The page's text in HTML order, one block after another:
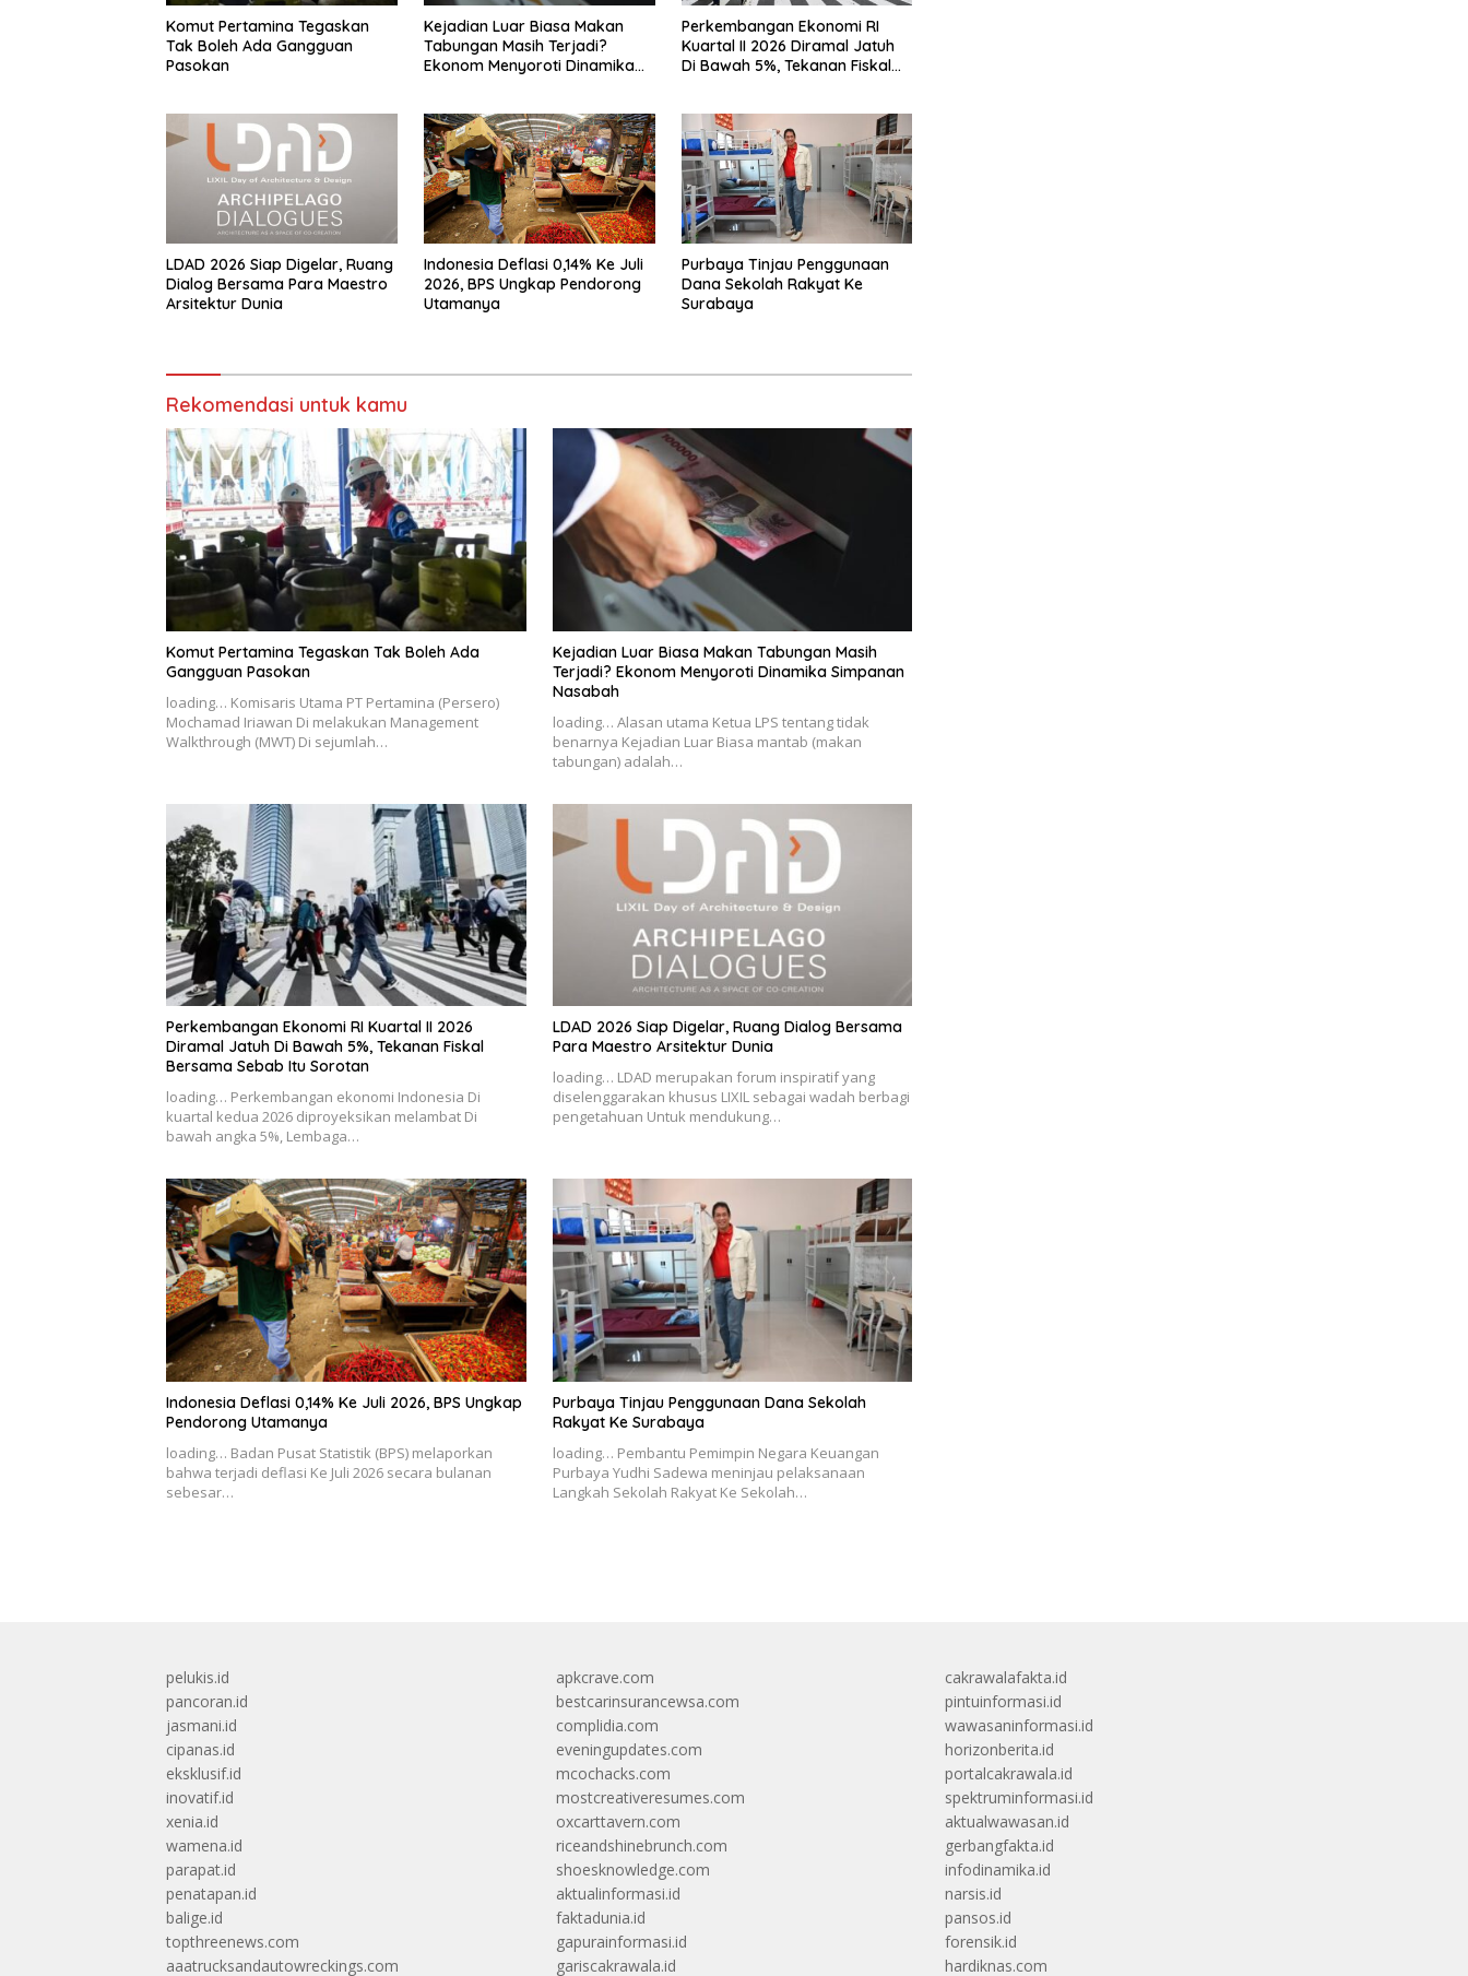
Komut Pertamina Tegaskan
Tak Boleh Ada Gangguan
Pasokan
Kejadian Luar Biasa Makan
Tabungan Masih Terjadi?
Ekonom Menyoroti Dinamika
Perkembangan Ekonomi RI
Kuartal II 2026 Diramal Jatuh
Di Bawah 5%, Tekanan Fiskal
LDAD 2026 Siap Digelar, Ruang
Dialog Bersama Para Maestro
Arsitektur Dunia
Indonesia Deflasi 0,14% Ke Juli
2026, BPS Ungkap Pendorong
Utamanya
Purbaya Tinjau Penggunaan
Dana Sekolah Rakyat Ke
Surabaya
Rekomendasi untuk kamu
Komut Pertamina Tegaskan Tak Boleh Ada
Gangguan Pasokan
loading… Komisaris Utama PT Pertamina (Persero)
Mochamad Iriawan Di melakukan Management
Walkthrough (MWT) Di sejumlah…
Kejadian Luar Biasa Makan Tabungan Masih
Terjadi? Ekonom Menyoroti Dinamika Simpanan
Nasabah
loading… Alasan utama Ketua LPS tentang tidak
benarnya Kejadian Luar Biasa mantab (makan
tabungan) adalah…
Perkembangan Ekonomi RI Kuartal II 2026
Diramal Jatuh Di Bawah 5%, Tekanan Fiskal
Bersama Sebab Itu Sorotan
loading… Perkembangan ekonomi Indonesia Di
kuartal kedua 2026 diproyeksikan melambat Di
bawah angka 5%, Lembaga…
LDAD 2026 Siap Digelar, Ruang Dialog Bersama
Para Maestro Arsitektur Dunia
loading… LDAD merupakan forum inspiratif yang
diselenggarakan khusus LIXIL sebagai wadah berbagi
pengetahuan Untuk mendukung…
Indonesia Deflasi 0,14% Ke Juli 2026, BPS Ungkap
Pendorong Utamanya
loading… Badan Pusat Statistik (BPS) melaporkan
bahwa terjadi deflasi Ke Juli 2026 secara bulanan
sebesar…
Purbaya Tinjau Penggunaan Dana Sekolah
Rakyat Ke Surabaya
loading… Pembantu Pemimpin Negara Keuangan
Purbaya Yudhi Sadewa meninjau pelaksanaan
Langkah Sekolah Rakyat Ke Sekolah…
pelukis.id
pancoran.id
jasmani.id
cipanas.id
eksklusif.id
inovatif.id
xenia.id
wamena.id
parapat.id
penatapan.id
balige.id
topthreenews.com
aaatrucksandautowreckings.com
apkcrave.com
bestcarinsurancewsa.com
complidia.com
eveningupdates.com
mcochacks.com
mostcreativeresumes.com
oxcarttavern.com
riceandshinebrunch.com
shoesknowledge.com
aktualinformasi.id
faktadunia.id
gapurainformasi.id
gariscakrawala.id
cakrawalafakta.id
pintuinformasi.id
wawasaninformasi.id
horizonberita.id
portalcakrawala.id
spektruminformasi.id
aktualwawasan.id
gerbangfakta.id
infodinamika.id
narsis.id
pansos.id
forensik.id
hardiknas.com